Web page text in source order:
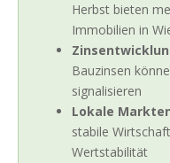
Herbst bieten
Immobilien in
Bauzinsen
signalisieren
Lokale
stabile
Wertstabilität